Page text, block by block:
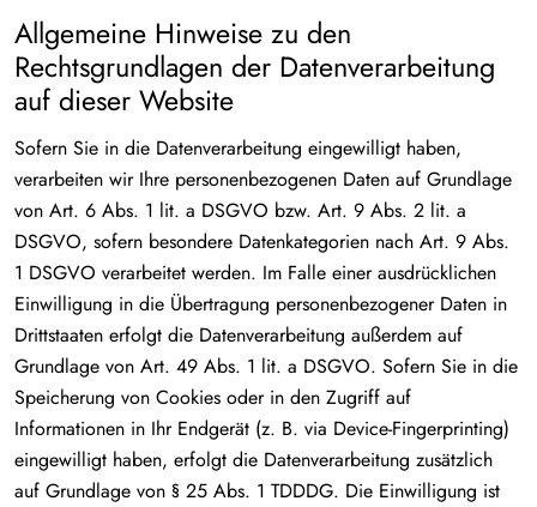
Allgemeine Hinweise zu den
Rechtsgrundlagen der Datenverarbeitung
auf dieser Website
Sofern Sie in die Datenverarbeitung eingewilligt haben,
verarbeiten wir Ihre personenbezogenen Daten auf Grundlage
von Art. 6 Abs. 1 lit. a DSGVO bzw. Art. 9 Abs. 2 lit. a
DSGVO, sofern besondere Datenkategorien nach Art. 9 Abs.
1 DSGVO verarbeitet werden. Im Falle einer ausdrücklichen
Einwilligung in die Übertragung personenbezogener Daten in
Drittstaaten erfolgt die Datenverarbeitung außerdem auf
Grundlage von Art. 49 Abs. 1 lit. a DSGVO. Sofern Sie in die
Speicherung von Cookies oder in den Zugriff auf
Informationen in Ihr Endgerät (z. B. via Device-Fingerprinting)
eingewilligt haben, erfolgt die Datenverarbeitung zusätzlich
auf Grundlage von § 25 Abs. 1 TDDDG. Die Einwilligung ist